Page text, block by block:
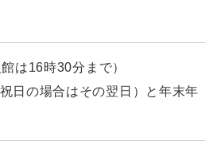
は16時30分まで）
日の場合はその翌日）と年末年